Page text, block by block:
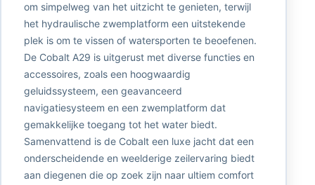
om simpelweg van het uitzicht te genieten, terwijl
het hydraulische zwemplatform een uitstekende
plek is om te vissen of watersporten te beoefenen.
De Cobalt A29 is uitgerust met diverse functies en
accessoires, zoals een hoogwaardig
geluidssysteem, een geavanceerd
navigatiesysteem en een zwemplatform dat
gemakkelijke toegang tot het water biedt.
Samenvattend is de Cobalt een luxe jacht dat een
onderscheidende en weelderige zeilervaring biedt
aan diegenen die op zoek zijn naar ultiem comfort